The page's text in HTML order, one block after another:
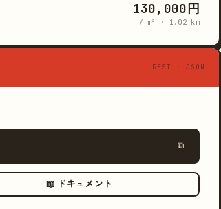
130,000円
/ m² · 1.02 km
REST · JSON
⧉
📖 ドキュメント